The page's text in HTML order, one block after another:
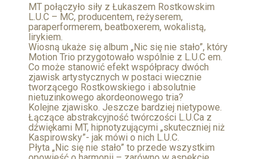
MT połączyło siły z Łukaszem Rostkowskim
L.U.C – MC, producentem, reżyserem,
paraperformerem, beatboxerem, wokalistą,
lirykiem.
Wiosną ukaże się album „Nic się nie stało”, który
Motion Trio przygotowało wspólnie z L.U.C em.
Co może stanowić efekt współpracy dwóch
zjawisk artystycznych w postaci wiecznie
tworzącego Rostkowskiego i absolutnie
nietuzinkowego akordeonowego tria?
Kolejne zjawisko. Jeszcze bardziej nietypowe.
Łączące abstrakcyjność twórczości L.U.Ca z
dźwiękami MT, hipnotyzującymi „skuteczniej niż
Kaspirowsky”- jak mówi o nich L.U.C.
Płyta „Nic się nie stało” to przede wszystkim